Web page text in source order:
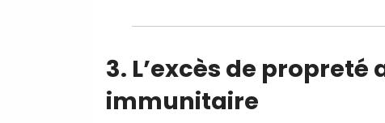
3. L’excès de
immunitaire